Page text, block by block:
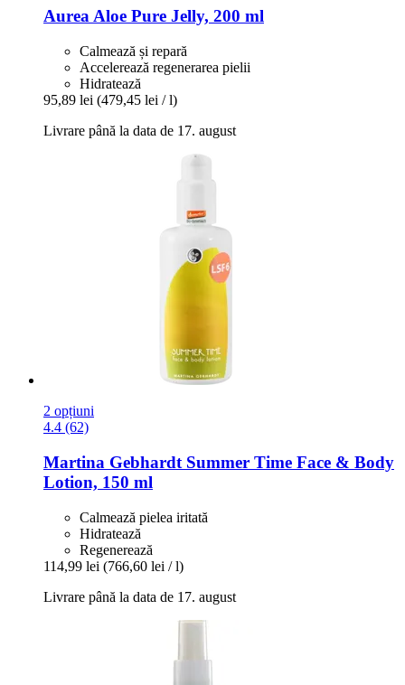
AureaAloe Pure Jelly, 200 ml
Calmează și repară
Accelerează regenerarea pielii
Hidratează
95,89 lei (479,45 lei / l)
Livrare până la data de 17. august
2 opțiuni
4.4 (62)
Martina Gebhardt Summer Time Face & Body
Lotion, 150 ml
Calmează pielea iritată
Hidratează
Regenerează
114,99 lei (766,60 lei / l)
Livrare până la data de 17. august